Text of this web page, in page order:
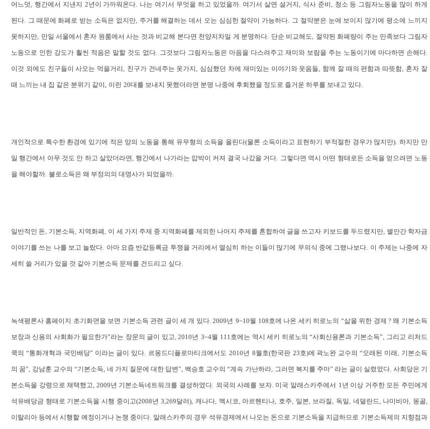
어느덧, 행간에서 지낸지 2년이 가까워온다. 나는 여기서 무엇을 하고 있었을까. 여기서 살면 설거지, 식사 준비, 청소 등 그림자노동을 많이 하게
된다. 그 때문에 화폐로 받는 소득은 없지만, 주거를 해결하는 데서 오는 심심한 절약이 가능하다. 그 절약분은 눈에 보이지 않기에 평소에 느끼지
못하지만, 만일 서울에서 혼자 원룸에서 사는 것과 비교해 본다면 천양지차일 게 분명하다. 단순 비교해도, 절약된 화폐량이 주는 만족보다 그림자
노동으로 인한 강도가 훨씬 적음은 말할 것도 없다. 그것보다 그림자노동은 마음을 다스려주고 재미와 보람을 주는 노동이기에 마다하면 손해다.
이것 외에도 친구들이 사오는 먹을거리, 친구가 건네주는 옷가지, 심심했던 차에 재미있는 이야기와 웃음들, 함께 잘 때의 편함과 따뜻함, 혼자 잘
때 느끼는 내 집 같은 분위기 같이, 이런 20대를 보내지 못했더라면 분명 나중에 후회했을 정도로 즐거운 하루를 보내고 있다.
개인적으로 특수한 환경에 있기에 적은 양의 노동을 통해 유무형의 소득을 올린다(물론 소득이라고 표현하기 부적절한 경우가 많지만). 하지만 만
일 행간에서 아무 것도 안 하고 살았더라면, 행간에서 나가라는 압박이 커져 결국 나갔을 거다. 그렇다면 역시 어떤 형태로든 소득을 얻으려면 노동
을 해야할까. 불로소득은 왜 부정의의 대명사가 되었을까.
일반적인 돈, 기본소득, 지역화폐, 이 세 가지 주제 중 지역화폐를 제외한 나머지 주제를 혼합하여 글을 쓰고자 키보드를 두드렸지만, 별안간 학자금
이야기를 쓰는 나를 보고 놀랐다. 아마 요즘 반값등록금 투쟁을 거리에서 열심히 하는 이들이 많기에 무의식 중에 그랬나보다. 이 주제는 나중에 자
세히 쓸 거리가 있을 것 같아 기본소득 문제를 건드리고 싶다.
녹색평론사 홈페이지 초기화면을 보면 기본소득 관련 글이 세 개 있다. 2009년 9~10월 108호에 나온 세키 히로노의 “삶을 위한 경제 ? 왜 기본소득
보장과 신용의 사회화가 필요한가”라는 장문의 글이 있고, 2010년 3~4월 111호에는 역시 세키 히로노의 “사회신용론과 기본소득”, 그리고 리처드
쿡의 “통화개혁과 국민배당” 이라는 글이 있다. 르몽드디플로마티크에서도 2010년 8월호(한국판 23호)에 곽노완 교수의 “오래된 미래, 기본소득
의 꿈”, 강남훈 교수의 “기본소득, 네 가지 질문에 대한 답변”, 백승호 교수의 “계속 가난하라, 그러면 복지를 주마” 라는 글이 실렸었다. 사회당은 기
본소득을 강령으로 채택했고, 2009년 기본소득네트워크를 결성하였다. 외국의 사례를 보자. 미국 알래스카주에서 1년 이상 거주한 모든 주민에게
석유배당금 형태로 기본소득을 시행 중이고(2008년 3,269달러), 캐나다, 멕시코, 아르헨티나, 호주, 일본, 브라질, 독일, 네덜란드, 나미비아, 몽골,
이탈리아 등에서 시행할 예정이거나 논쟁 중이다. 알래스카주의 경우 석유경제에서 나오는 돈으로 기본소득을 지급하므로 기본소득제의 지향점과